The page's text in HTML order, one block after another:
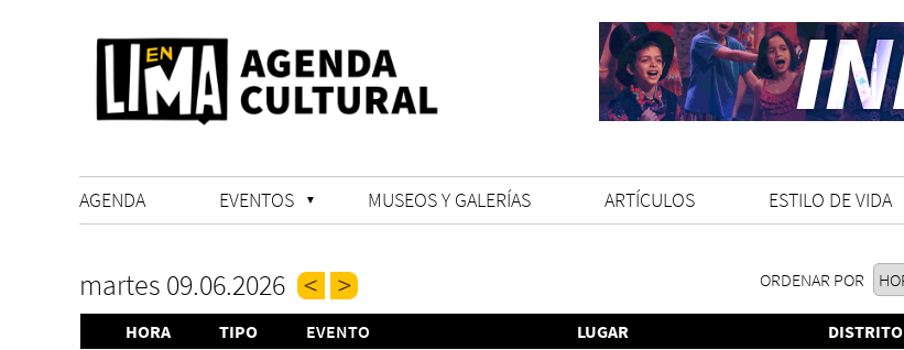
AGENDA EVENTOS MUSEOS Y GALERÍAS ARTÍCULOS ESTILO DE VIDA
martes 09.06.2026 ORDENAR POR
HORA TIPO EVENTO LUGAR DISTRITO